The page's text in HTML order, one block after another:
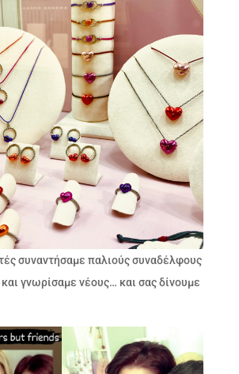
συναντήσαμε παλιούς συναδέλφους
γνωρίσαμε νέους… και σας δίνουμε